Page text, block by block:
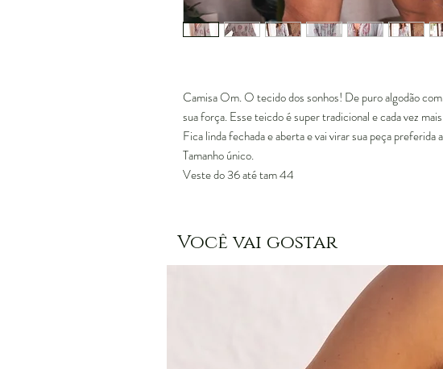
Camisa Om. O tecido dos sonhos! De puro algodão
sua força. Esse teicdo é super tradicional e cada vez
Fica linda fechada e aberta e vai virar sua peça preferida
Tamanho único.
Veste do 36 até tam 44
Você vai gostar